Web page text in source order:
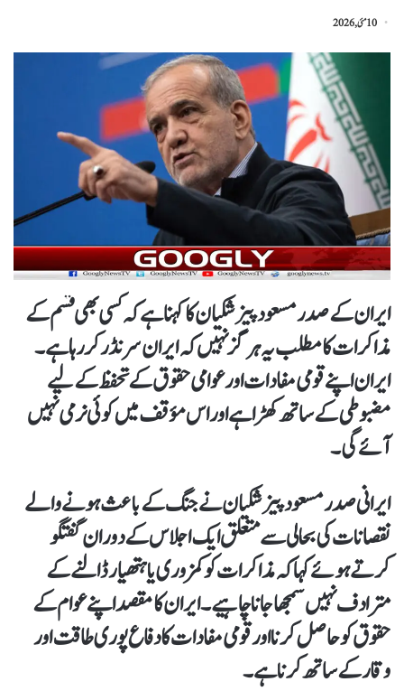
10 مئی, 2026
ایران کے صدر مسعود پیزشکیان کا کہنا ہے کہ کسی بھی قسم کے
مذاکرات کا مطلب یہ ہرگز نہیں کہ ایران سرنڈر کر رہا ہے۔
ایران اپنے قومی مفادات اور عوامی حقوق کے تحفظ کےلیے
مضبوطی کے ساتھ کھڑا ہے اور اس مؤقف میں کوئی نرمی نہیں
آئے گی۔
ایرانی صدر مسعود پیزشکیان نے جنگ کے باعث ہونے والے
نقصانات کی بحالی سے متعلق ایک اجلاس کے دوران گفتگو
کرتےہوئے کہاکہ مذاکرات کو کمزوری یا ہتھیار ڈالنے کے
مترادف نہیں سمجھا جانا چاہیے۔ایران کا مقصد اپنے عوام کے
حقوق کو حاصل کرنا اور قومی مفادات کا دفاع پوری طاقت اور
وقار کے ساتھ کرنا ہے۔